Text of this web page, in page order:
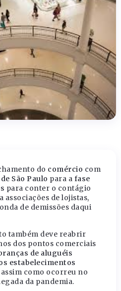
do comércio com
São Paulo para a fase
para conter o contágio
associações de lojistas,
de demissões daqui
também deve reabrir
dos pontos comerciais
de aluguéis
estabelecimentos
como ocorreu no
da pandemia.